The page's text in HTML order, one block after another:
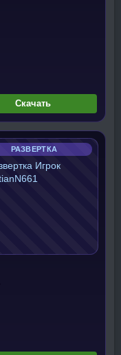
Скачать
РАЗВЕРТКА